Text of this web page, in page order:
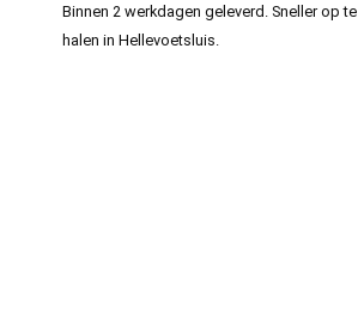
Binnen 2 werkdagen geleverd. Sneller op te
halen in Hellevoetsluis.